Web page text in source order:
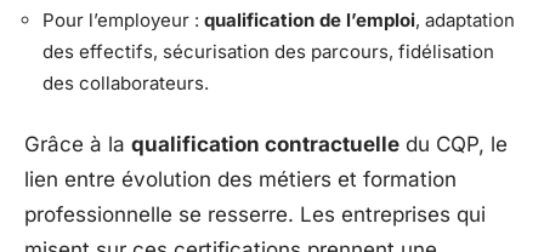
Pour l’employeur : qualification de l’emploi, adaptation
des effectifs, sécurisation des parcours, fidélisation
des collaborateurs.
Grâce à la qualification contractuelle du CQP, le
lien entre évolution des métiers et formation
professionnelle se resserre. Les entreprises qui